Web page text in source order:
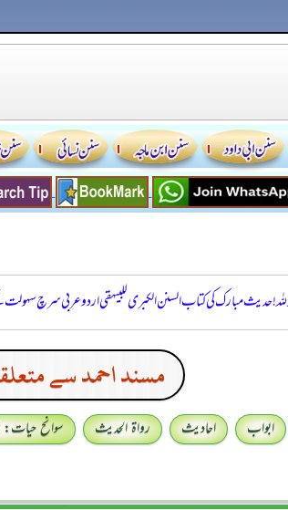
حدیث مبارک کی کتاب السنن الكبرى للبيهقي اردو عربی سرچ
مسند احمد سے
ابواب احادیث رواۃ الحدیث
سوانح حیات: